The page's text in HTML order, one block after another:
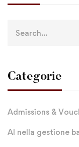
Categorie
Admissions &
AI nella gestione